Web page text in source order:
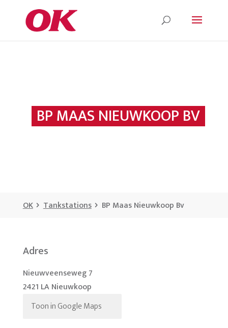
BP MAAS NIEUWKOOP BV
OK Tankstations BP Maas Nieuwkoop Bv
Adres
Nieuwveenseweg 7
2421 LA Nieuwkoop
Toon in Google Maps